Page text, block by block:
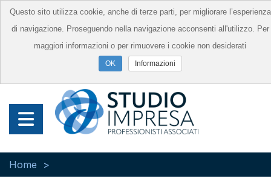
Home
Questo sito utilizza cookie, anche di terze parti, per migliorare l’esperienza
di navigazione. Proseguendo nella navigazione acconsenti all'utilizzo. Per
maggiori informazioni o per rimuovere i cookie non desiderati
Informazioni